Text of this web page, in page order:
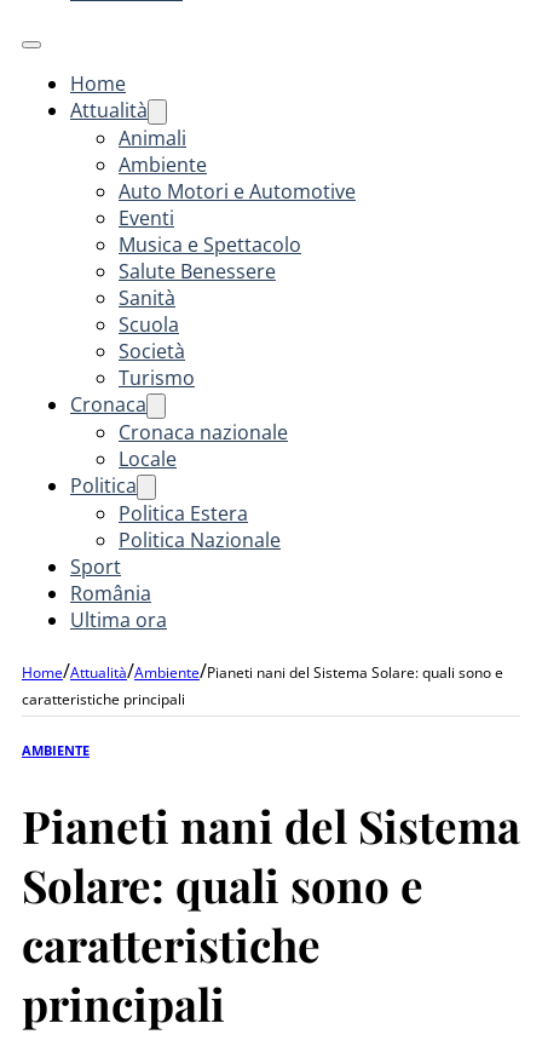
Home
Attualità
Animali
Ambiente
Auto Motori e Automotive
Eventi
Musica e Spettacolo
Salute Benessere
Sanità
Scuola
Società
Turismo
Cronaca
Cronaca nazionale
Locale
Politica
Politica Estera
Politica Nazionale
Sport
România
Ultima ora
Home/Attualità/Ambiente/Pianeti nani del Sistema Solare: quali sono e
caratteristiche principali
AMBIENTE
Pianeti nani del Sistema
Solare: quali sono e
caratteristiche
principali